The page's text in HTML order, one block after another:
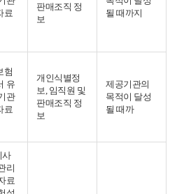
료
판매조직 정
보
될 때까지
험
유
관
료
개인식별정
보, 임직원 및
판매조직 정
보
제공기관의
목적이 달성
될 때까
사
리
료